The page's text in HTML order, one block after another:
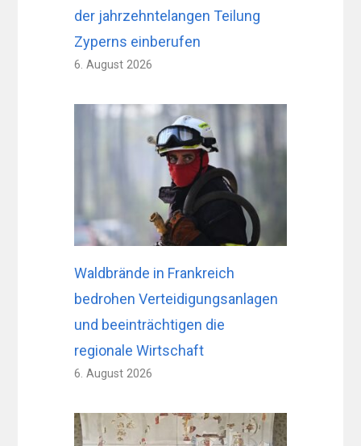
der jahrzehntelangen Teilung
Zyperns einberufen
6. August 2026
Waldbrände in Frankreich
bedrohen Verteidigungsanlagen
und beeinträchtigen die
regionale Wirtschaft
6. August 2026